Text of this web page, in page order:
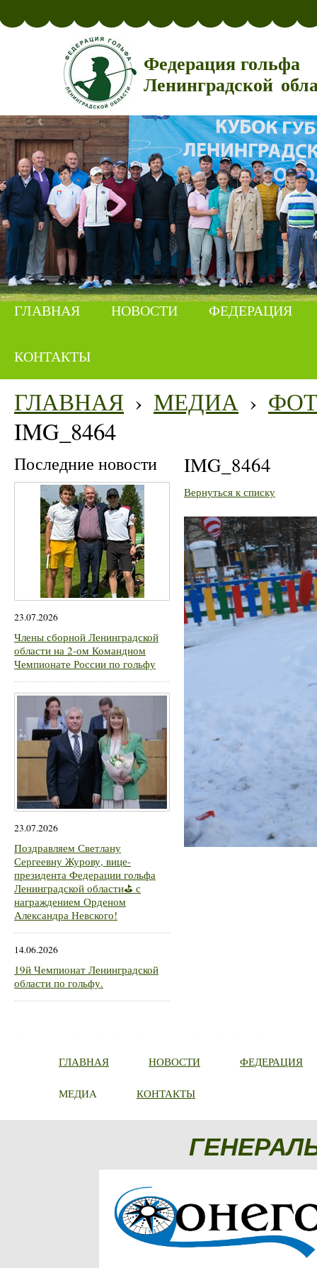
Федерация гольфа
Ленинградской
ГЛАВНАЯ НОВОСТИ ФЕДЕРАЦИЯ
КОНТАКТЫ
ГЛАВНАЯ › МЕДИА ›
IMG_8464
Последние новости
23.07.2026
Члены сборной Ленинградской
области на 2-ом Командном
Чемпионате России по гольфу
23.07.2026
Поздравляем Светлану
Сергеевну Журову, вице-
президента Федерации гольфа
Ленинградской области⛳ с
награждением Орденом
Александра Невского!
14.06.2026
19й Чемпионат Ленинградской
области по гольфу.
IMG_8464
Вернуться к списку
ГЛАВНАЯ НОВОСТИ ФЕДЕРАЦИЯ
МЕДИА КОНТАКТЫ